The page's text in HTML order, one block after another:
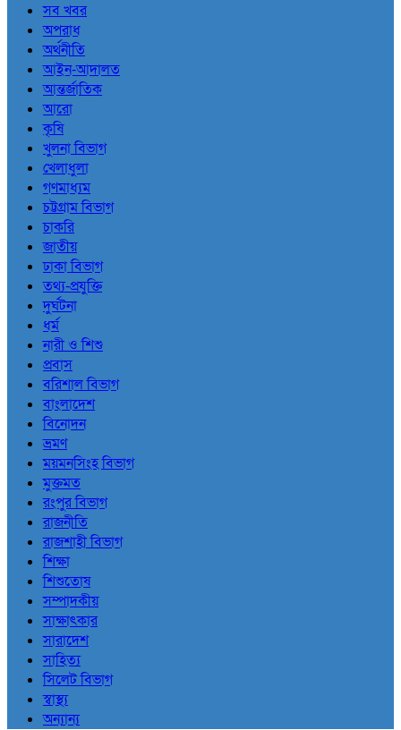
সব খবর
অপরাধ
অর্থনীতি
আইন-আদালত
আন্তর্জাতিক
আরো
কৃষি
খুলনা বিভাগ
খেলাধুলা
গণমাধ্যম
চট্টগ্রাম বিভাগ
চাকরি
জাতীয়
ঢাকা বিভাগ
তথ্য-প্রযুক্তি
দুর্ঘটনা
ধর্ম
নারী ও শিশু
প্রবাস
বরিশাল বিভাগ
বাংলাদেশ
বিনোদন
ভ্রমণ
ময়মনসিংহ বিভাগ
মুক্তমত
রংপুর বিভাগ
রাজনীতি
রাজশাহী বিভাগ
শিক্ষা
শিশুতোষ
সম্পাদকীয়
সাক্ষাৎকার
সারাদেশ
সাহিত্য
সিলেট বিভাগ
স্বাস্থ্য
অন্যান্য